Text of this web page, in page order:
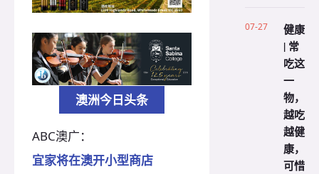
澳洲今日头条
ABC澳广：
宜家将在澳开小型商店
07-27
健康
| 常
吃这
一
物，
越吃
越健
康，
可惜